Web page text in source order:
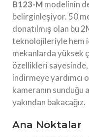
B123-Mmodelinin
belirginleşiyor. 50
donatılmış olan bu
teknolojileriyle hem
mekanlarda yüksek
özellikleri
indirmeye yardımcı
kameranın
yakından bakacağız.
Ana Noktalar